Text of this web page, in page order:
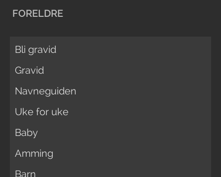
FORELDRE
Bli gravid
Gravid
Navneguiden
Uke for uke
Baby
Amming
Barn